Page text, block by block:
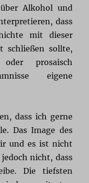
Alkohol und
dass
mit dieser
schließen sollte,
prosaisch
eigene
dass ich gerne
Das Image des
und es ist nicht
nicht, dass
Die tiefsten